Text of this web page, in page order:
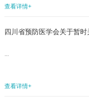
理事会研究，四川省预防医学会
告》，选举产生四川省预防医学
查看详情+
四川省预防医学会关于暂
...
查看详情+